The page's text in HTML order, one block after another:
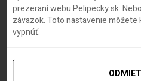
prezeraní webu Pelipecky.sk.
záväzok. Toto nastavenie
vypnúť.